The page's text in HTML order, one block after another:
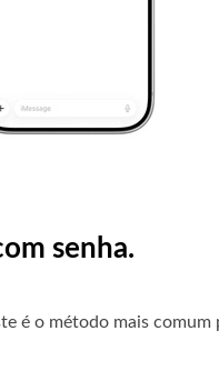
senha.
é o método mais